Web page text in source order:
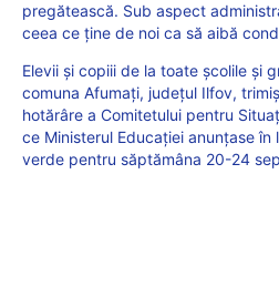
pregătească. Sub aspect
ceea ce ține de noi ca să aibă
Elevii și copiii de la toate școlile și
comuna Afumați, județul Ilfov,
hotărâre a Comitetului pentru
ce Ministerul Educației anunțase în
verde pentru săptămâna 20-24